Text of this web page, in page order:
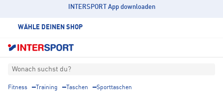
INTERSPORT App downloaden
WÄHLE DEINEN SHOP
Wonach suchst du?
Fitness Training Taschen Sporttaschen